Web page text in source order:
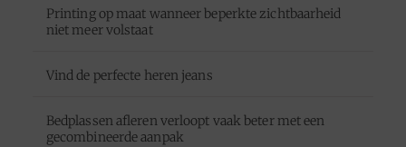
Printing op maat wanneer beperkte zichtbaarheid
niet meer volstaat
Vind de perfecte heren jeans
Bedplassen afleren verloopt vaak beter met een
gecombineerde aanpak